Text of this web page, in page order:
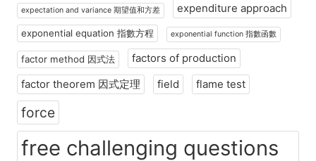
expectation and variance 期望值和方差 expenditure approach
exponential equation 指數方程 exponential function 指數函數
factor method 因式法
factors of production
factor theorem 因式定理
field flame test
force
free challenging questions